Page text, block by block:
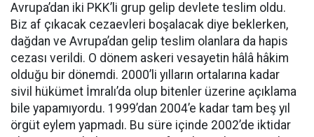
Avrupa’dan iki PKK’li grup gelip devlete teslim oldu.
Biz af çıkacak cezaevleri boşalacak diye beklerken,
dağdan ve Avrupa’dan gelip teslim olanlara da hapis
cezası verildi. O dönem askeri vesayetin hâlâ hâkim
olduğu bir dönemdi. 2000’li yılların ortalarına kadar
sivil hükümet İmralı’da olup bitenler üzerine açıklama
bile yapamıyordu. 1999’dan 2004’e kadar tam beş yıl
örgüt eylem yapmadı. Bu süre içinde 2002’de iktidar